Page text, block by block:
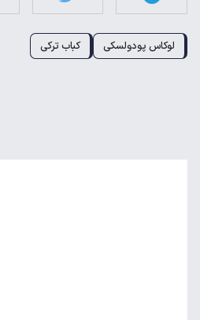
لوکاس پودولسکی کباب ترکی